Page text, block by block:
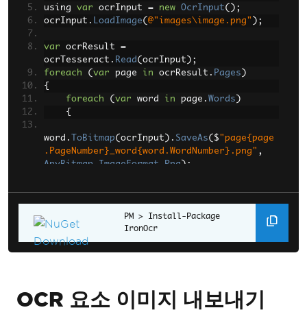
using var ocrInput = new OcrInput();
ocrInput . LoadImage( @"images\image.png" );
var ocrResult =
ocrTesseract . Read ( ocrInput );
foreach
( var page in ocrResult . Pages )
{
foreach
( var word in page . Words )
{
word . ToBitmap( ocrInput ). SaveAs( $ "page{page
.PageNumber}_word{word.WordNumber}.png" ,
AnyBitmap
ImageFormat Png );
}
Install-Package
IronOcr
OCR 요소 이미지 내보내기